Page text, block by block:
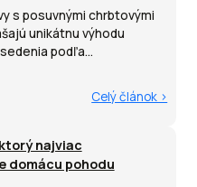
s posuvnými chrbtovými
unikátnu výhodu
podľa...
Celý článok >
najviac
domácu pohodu